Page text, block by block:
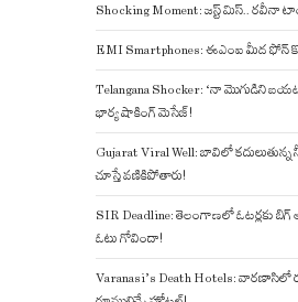
Shocking Moment: జస్ట్ మిస్.. రవీనా
EMI Smartphones: ఈఎంఐ మీద ఫోన్
Telangana Shocker: ‘నా మొగుడిని
భార్య షాకింగ్ మెసేజ్!
Gujarat Viral Well: బావిలో
చూస్తే వణికిపోతారు!
SIR Deadline: తెలంగాణలో ఓటర్లకు
ఓటు గోవిందా!
Varanasi’s Death Hotels: